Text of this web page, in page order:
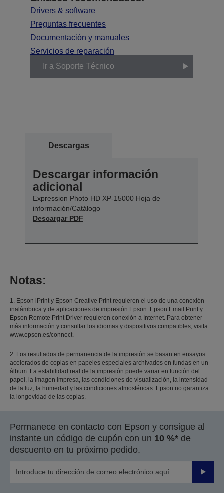
Drivers & software
Preguntas frecuentes
Documentación y manuales
Servicios de reparación
Ir a Soporte Técnico
Descargas
Descargar información
adicional
Expression Photo HD XP-15000 Hoja de
información/Catálogo
Descargar PDF
Notas:
1. Epson iPrint y Epson Creative Print requieren el uso de una conexión
inalámbrica y de aplicaciones de impresión Epson. Epson Email Print y
Epson Remote Print Driver requieren conexión a Internet. Para obtener
más información y consultar los idiomas y dispositivos compatibles, visita
www.epson.es/connect.
2. Los resultados de permanencia de la impresión se basan en ensayos
acelerados de copias en papeles especiales archivados en fundas en un
álbum. La estabilidad real de la impresión puede variar en función del
papel, la imagen impresa, las condiciones de visualización, la intensidad
de la luz, la humedad y las condiciones atmosféricas. Epson no garantiza
la longevidad de las copias.
Permanece en contacto con Epson y consigue al
instante un código de cupón con un 10 %* de
descuento en tu próximo pedido.
Enviar